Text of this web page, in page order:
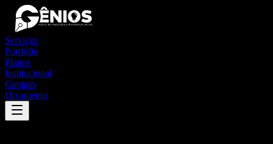
Serviços
Portfólio
Planos
Institucional
Contato
Orçamento